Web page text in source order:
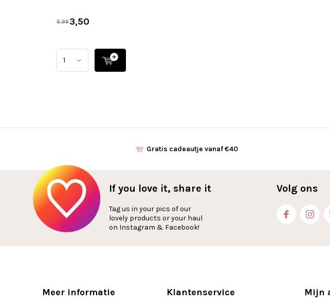
6,993,50
Gratis cadeautje vanaf €40
If you love it, share it
Tag us in your pics of our
lovely products or your haul
on Instagram & Facebook!
Volg ons
Meer informatie Klantenservice Mijn